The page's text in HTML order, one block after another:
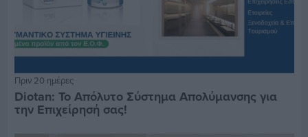
Πριν 20 ημέρες
Diotan: Το Απόλυτο Σύστημα Απολύμανσης για
την Επιχείρησή σας!